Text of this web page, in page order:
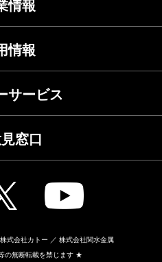
情報
情報
サービス
窓口
株式会社カトー ／ 株式会社関水金属
の無断転載を禁じます ★